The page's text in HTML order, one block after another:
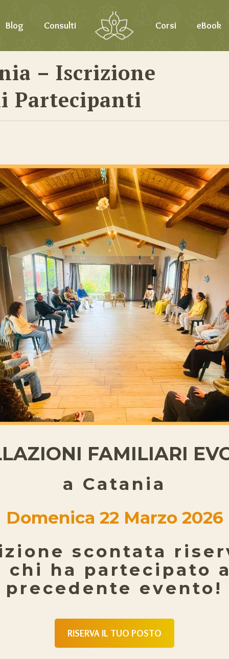
Blog Consulti Corsi eBook
– Iscrizione
Partecipanti
FAMILIARI
a Catania
Domenica 22 Marzo 2026
scontata
chi ha partecipato
precedente evento!
RISERVA IL TUO POSTO